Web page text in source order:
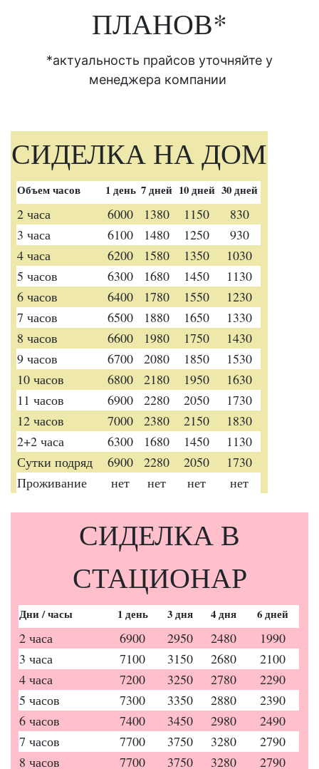
ПЛАНОВ*
*актуальность прайсов уточняйте у
менеджера компании
СИДЕЛКА НА ДОМ
Объем часов 1 день 7 дней 10 дней 30 дней
2 часа 6000 1380 1150
830
3 часа
6100 1480 1250
930
4 часа
6200 1580 1350
1030
5 часов
6300 1680 1450
1130
6 часов
6400 1780 1550
1230
7 часов
6500 1880 1650
1330
8 часов
6600 1980 1750
1430
9 часов
6700 2080 1850
1530
10 часов
6800 2180 1950
1630
11 часов
6900 2280 2050
1730
12 часов
7000 2380 2150
1830
2+2 часа
6300 1680 1450
1130
Сутки подряд
6900 2280 2050
1730
Проживание
нет нет нет нет
СИДЕЛКА В
СТАЦИОНАР
Дни / часы 1 день 3 дня 4 дня 6 дней
2 часа 6900 2950 2480
1990
3 часа
7100 3150 2680
2100
4 часа
7200 3250 2780
2290
5 часов
7300 3350 2880
2390
6 часов
7400 3450 2980
2490
7 часов
7700 3750 3280
2790
8 часов
7700 3750 3280 2790